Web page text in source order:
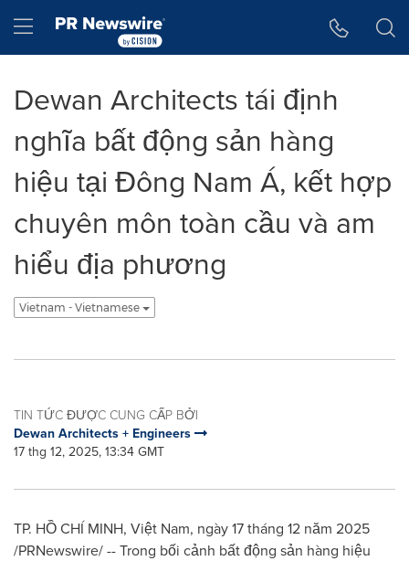
Hamburger menu
Dewan Architects tái định
nghĩa bất động sản hàng
hiệu tại Đông Nam Á, kết hợp
chuyên môn toàn cầu và am
hiểu địa phương
Vietnam - Vietnamese
TIN TỨC ĐƯỢC CUNG CẤP BỞI
Dewan Architects + Engineers
17 thg 12, 2025, 13:34 GMT
TP. HỒ CHÍ MINH, Việt Nam, ngày 17 tháng 12 năm 2025
/PRNewswire/ -- Trong bối cảnh bất động sản hàng hiệu